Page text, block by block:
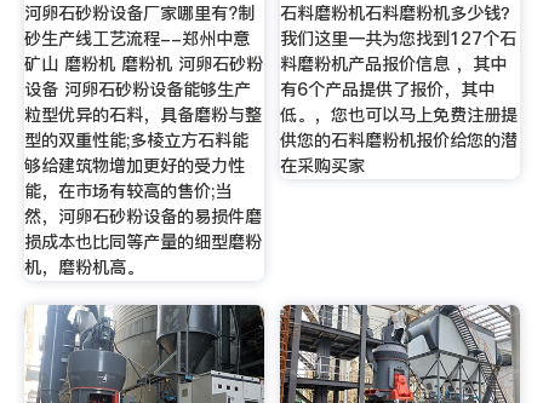
河卵石砂粉设备厂家哪里有?制
砂生产线工艺流程--郑州中意
矿山 磨粉机 磨粉机 河卵石砂粉
设备 河卵石砂粉设备能够生产
粒型优异的石料，具备磨粉与整
型的双重性能;多棱立方石料能
够给建筑物增加更好的受力性
能，在市场有较高的售价;当
然，河卵石砂粉设备的易损件磨
损成本也比同等产量的细型磨粉
机，磨粉机高。
石料磨粉机石料磨粉机多少钱？
我们这里一共为您找到127个石
料磨粉机产品报价信息 ，其中
有6个产品提供了报价，其中
低。，您也可以马上免费注册提
供您的石料磨粉机报价给您的潜
在采购买家